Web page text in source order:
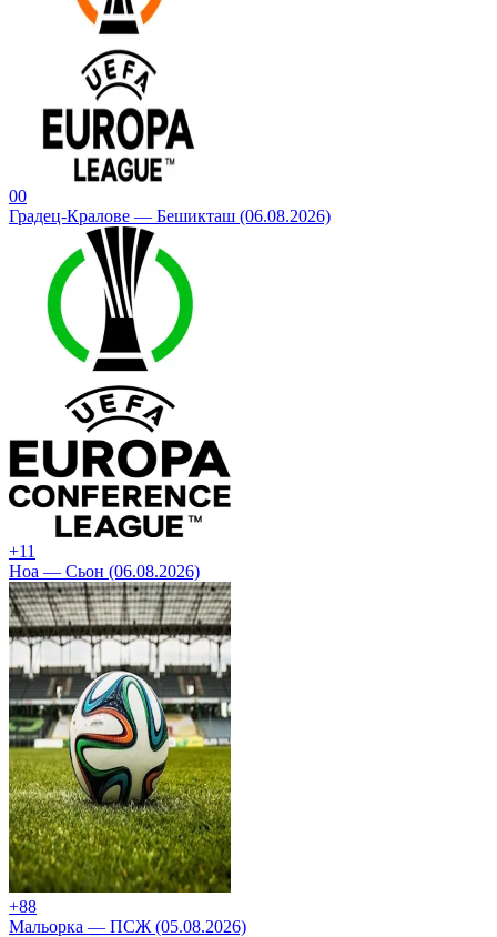
00
Градец-Кралове — Бешикташ (06.08.2026)
+11
Ноа — Сьон (06.08.2026)
+88
Мальорка — ПСЖ (05.08.2026)